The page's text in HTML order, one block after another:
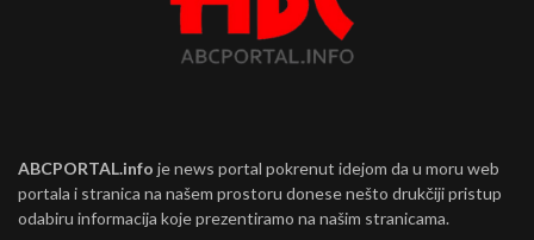
ABCPORTAL.info je news portal pokrenut idejom da u moru web
portala i stranica na našem prostoru donese nešto drukčiji pristup
odabiru informacija koje prezentiramo na našim stranicama.